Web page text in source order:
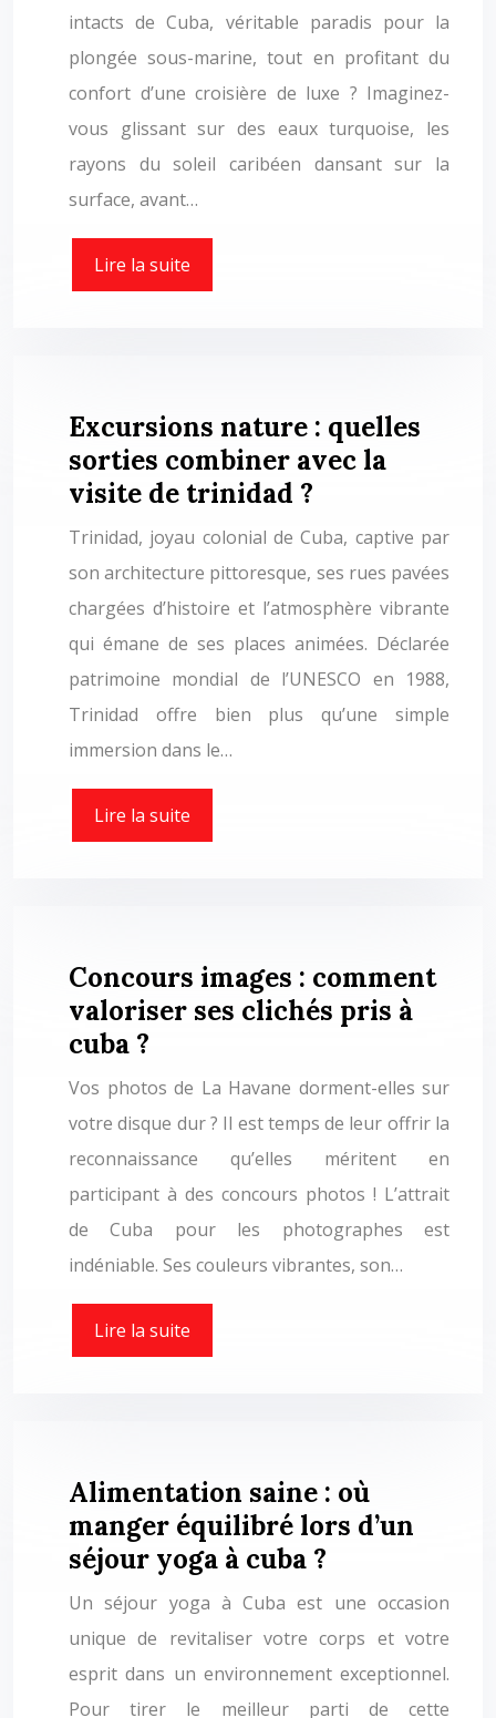
intacts de Cuba, véritable paradis pour la
plongée sous-marine, tout en profitant du
confort d’une croisière de luxe ? Imaginez-
vous glissant sur des eaux turquoise, les
rayons du soleil caribéen dansant sur la
surface, avant…
Lire la suite
Excursions nature : quelles
sorties combiner avec la
visite de trinidad ?
Trinidad, joyau colonial de Cuba, captive par
son architecture pittoresque, ses rues pavées
chargées d’histoire et l’atmosphère vibrante
qui émane de ses places animées. Déclarée
patrimoine mondial de l’UNESCO en 1988,
Trinidad offre bien plus qu’une simple
immersion dans le…
Lire la suite
Concours images : comment
valoriser ses clichés pris à
cuba ?
Vos photos de La Havane dorment-elles sur
votre disque dur ? Il est temps de leur offrir la
reconnaissance qu’elles méritent en
participant à des concours photos ! L’attrait
de Cuba pour les photographes est
indéniable. Ses couleurs vibrantes, son…
Lire la suite
Alimentation saine : où
manger équilibré lors d’un
séjour yoga à cuba ?
Un séjour yoga à Cuba est une occasion
unique de revitaliser votre corps et votre
esprit dans un environnement exceptionnel.
Pour tirer le meilleur parti de cette